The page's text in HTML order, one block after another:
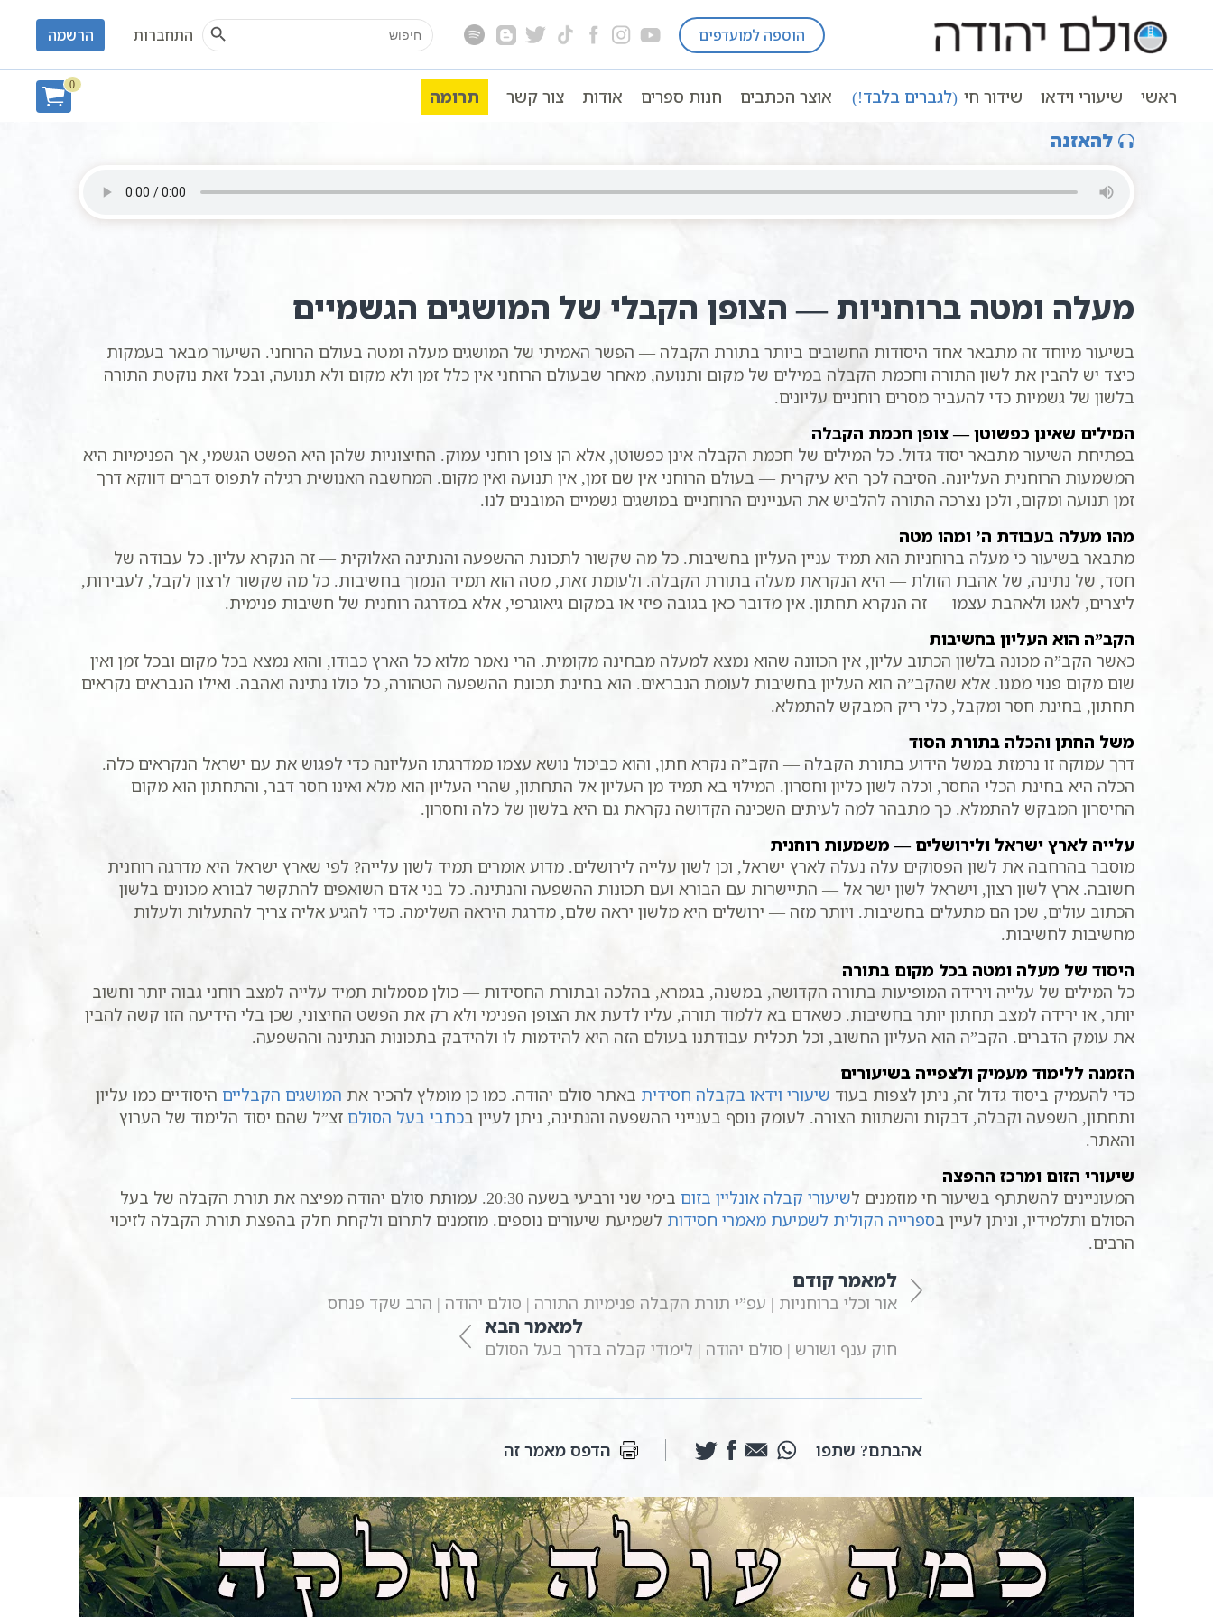
הוספה למועדפים Search
for:
Search Button
התחברות הרשמה
ראשי שיעורי וידאו שידור חי (לגברים בלבד!) אוצר הכתבים חנות ספרים אודות צור קשר תרומה
0
עמוד ראשי שיעורי וידאו מושגים בקבלה מעלה ומטה ברוחניות | סולם יהודה
להאזנה
מעלה ומטה ברוחניות — הצופן הקבלי של המושגים הגשמיים
בשיעור מיוחד זה מתבאר אחד היסודות החשובים ביותר בתורת הקבלה — הפשר האמיתי של המושגים מעלה ומטה בעולם הרוחני. השיעור מבאר בעמקות
כיצד יש להבין את לשון התורה וחכמת הקבלה במילים של מקום ותנועה, מאחר שבעולם הרוחני אין כלל זמן ולא מקום ולא תנועה, ובכל זאת נוקטת התורה
בלשון של גשמיות כדי להעביר מסרים רוחניים עליונים.
המילים שאינן כפשוטן — צופן חכמת הקבלה
בפתיחת השיעור מתבאר יסוד גדול. כל המילים של חכמת הקבלה אינן כפשוטן, אלא הן צופן רוחני עמוק. החיצוניות שלהן היא הפשט הגשמי, אך הפנימיות היא
המשמעות הרוחנית העליונה. הסיבה לכך היא עיקרית — בעולם הרוחני אין שם זמן, אין תנועה ואין מקום. המחשבה האנושית רגילה לתפוס דברים דווקא דרך
זמן תנועה ומקום, ולכן נצרכה התורה להלביש את העניינים הרוחניים במושגים גשמיים המובנים לנו.
מהו מעלה בעבודת ה’ ומהו מטה
מתבאר בשיעור כי מעלה ברוחניות הוא תמיד עניין העליון בחשיבות. כל מה שקשור לתכונת ההשפעה והנתינה האלוקית — זה הנקרא עליון. כל עבודה של
חסד, של נתינה, של אהבת הזולת — היא הנקראת מעלה בתורת הקבלה. ולעומת זאת, מטה הוא תמיד הנמוך בחשיבות. כל מה שקשור לרצון לקבל, לעבירות,
ליצרים, לאגו ולאהבת עצמו — זה הנקרא תחתון. אין מדובר כאן בגובה פיזי או במקום גיאוגרפי, אלא במדרגה רוחנית של חשיבות פנימית.
הקב”ה הוא העליון בחשיבות
כאשר הקב”ה מכונה בלשון הכתוב עליון, אין הכוונה שהוא נמצא למעלה מבחינה מקומית. הרי נאמר מלוא כל הארץ כבודו, והוא נמצא בכל מקום ובכל זמן ואין
שום מקום פנוי ממנו. אלא שהקב”ה הוא העליון בחשיבות לעומת הנבראים. הוא בחינת תכונת ההשפעה הטהורה, כל כולו נתינה ואהבה. ואילו הנבראים נקראים
תחתון, בחינת חסר ומקבל, כלי ריק המבקש להתמלא.
משל החתן והכלה בתורת הסוד
דרך עמוקה זו נרמזת במשל הידוע בתורת הקבלה — הקב”ה נקרא חתן, והוא כביכול נושא עצמו ממדרגתו העליונה כדי לפגוש את עם ישראל הנקראים כלה.
הכלה היא בחינת הכלי החסר, וכלה לשון כליון וחסרון. המילוי בא תמיד מן העליון אל התחתון, שהרי העליון הוא מלא ואינו חסר דבר, והתחתון הוא מקום
החיסרון המבקש להתמלא. כך מתבהר למה לעיתים השכינה הקדושה נקראת גם היא בלשון של כלה וחסרון.
עלייה לארץ ישראל ולירושלים — משמעות רוחנית
מוסבר בהרחבה את לשון הפסוקים עלה נעלה לארץ ישראל, וכן לשון עלייה לירושלים. מדוע אומרים תמיד לשון עלייה? לפי שארץ ישראל היא מדרגה רוחנית
חשובה. ארץ לשון רצון, וישראל לשון ישר אל — התיישרות עם הבורא ועם תכונות ההשפעה והנתינה. כל בני אדם השואפים להתקשר לבורא מכונים בלשון
הכתוב עולים, שכן הם מתעלים בחשיבות. ויותר מזה — ירושלים היא מלשון יראה שלם, מדרגת היראה השלימה. כדי להגיע אליה צריך להתעלות ולעלות
מחשיבות לחשיבות.
היסוד של מעלה ומטה בכל מקום בתורה
כל המילים של עלייה וירידה המופיעות בתורה הקדושה, במשנה, בגמרא, בהלכה ובתורת החסידות — כולן מסמלות תמיד עלייה למצב רוחני גבוה יותר וחשוב
יותר, או ירידה למצב תחתון יותר בחשיבות. כשאדם בא ללמוד תורה, עליו לדעת את הצופן הפנימי ולא רק את הפשט החיצוני, שכן בלי הידיעה הזו קשה להבין
את עומק הדברים. הקב”ה הוא העליון החשוב, וכל תכלית עבודתנו בעולם הזה היא להידמות לו ולהידבק בתכונות הנתינה וההשפעה.
הזמנה ללימוד מעמיק ולצפייה בשיעורים
כדי להעמיק ביסוד גדול זה, ניתן לצפות בעוד שיעורי וידאו בקבלה חסידית באתר סולם יהודה. כמו כן מומלץ להכיר את המושגים הקבליים היסודיים כמו עליון
ותחתון, השפעה וקבלה, דבקות והשתוות הצורה. לעומק נוסף בענייני ההשפעה והנתינה, ניתן לעיין בכתבי בעל הסולם זצ”ל שהם יסוד הלימוד של הערוץ
והאתר.
שיעורי הזום ומרכז ההפצה
המעוניינים להשתתף בשיעור חי מוזמנים לשיעורי קבלה אונליין בזום
בימי שני ורביעי בשעה 20:30. עמותת סולם יהודה מפיצה את תורת הקבלה של בעל
הסולם ותלמידיו, וניתן לעיין בספרייה הקולית לשמיעת מאמרי חסידות לשמיעת שיעורים נוספים. מוזמנים לתרום ולקחת חלק בהפצת תורת הקבלה לזיכוי
הרבים.
למאמר קודם
אור וכלי ברוחניות | עפ”י תורת הקבלה פנימיות התורה | סולם יהודה | הרב שקד פנחס
למאמר הבא
חוק ענף ושורש | סולם יהודה | לימודי קבלה בדרך בעל הסולם
אהבתם? שתפו הדפס מאמר זה